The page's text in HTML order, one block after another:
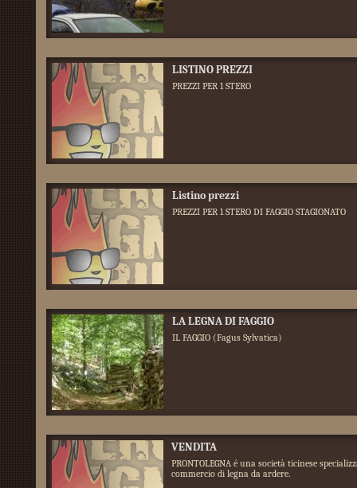
LISTINO PREZZI
PREZZI PER 1 STERO
Listino prezzi
PREZZI PER 1 STERO DI FAGGIO STAGIONATO
LA LEGNA DI FAGGIO
IL FAGGIO (Fagus Sylvatica)
VENDITA
PRONTOLEGNA é una società ticinese
commercio di legna da ardere.